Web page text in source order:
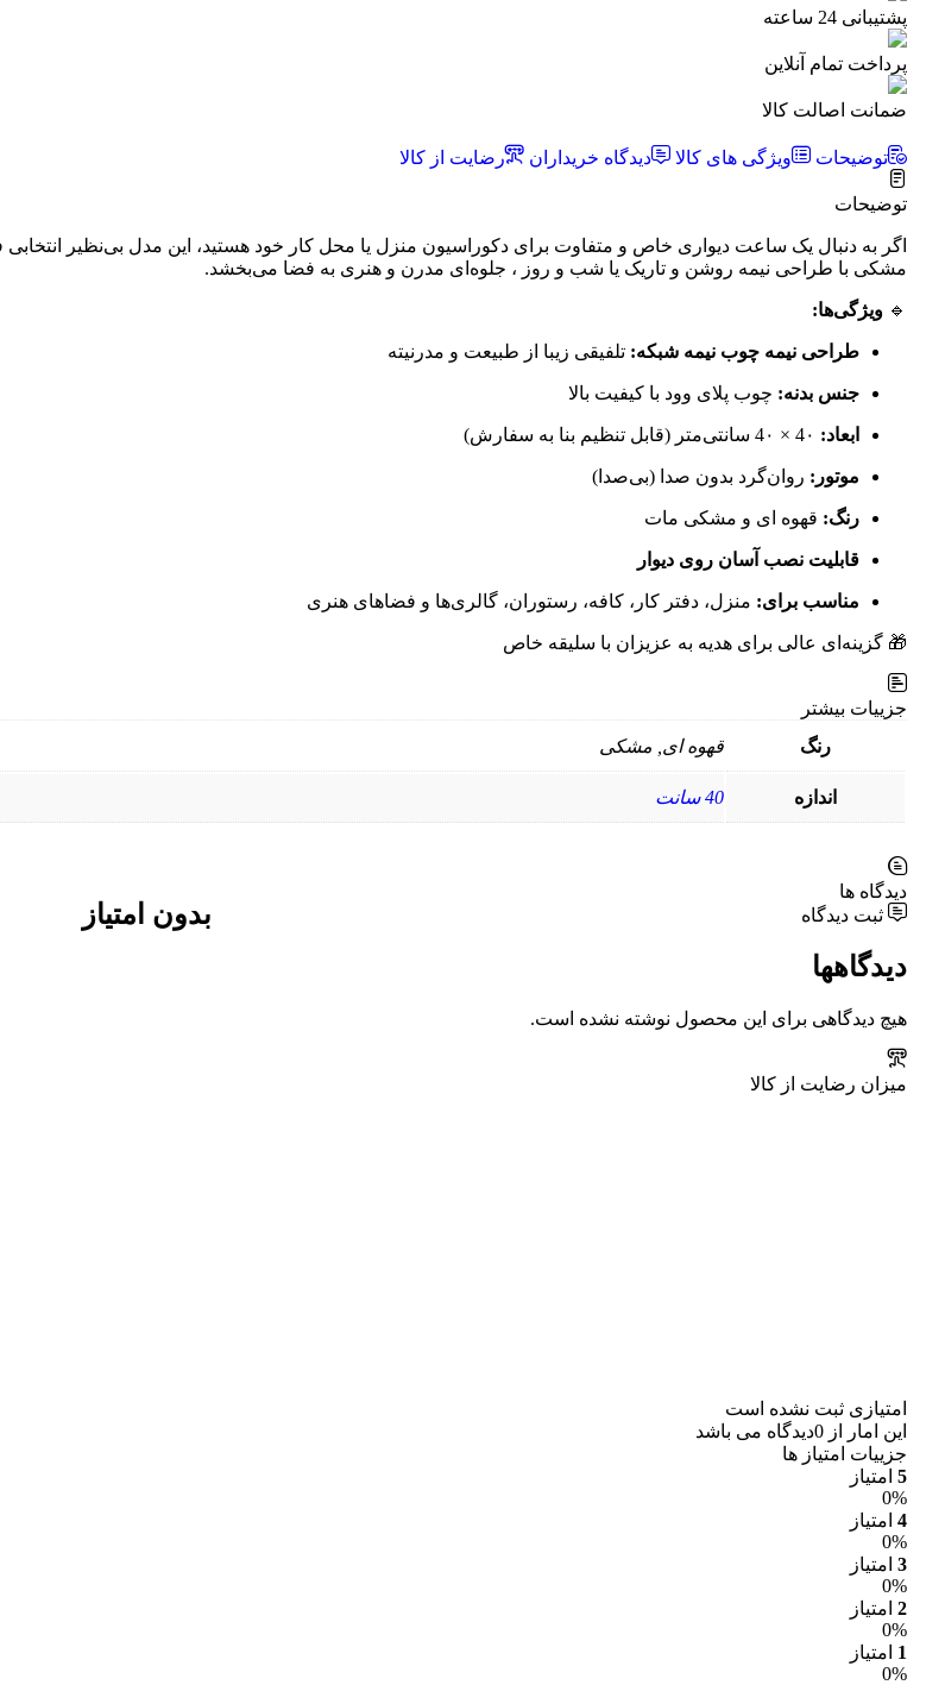
پشتیبانی 24 ساعته
پرداخت تمام آنلاین
ضمانت اصالت کالا
توضیحات ویژگی های کالا دیدگاه خریداران رضایت از کالا
توضیحات
اگر به دنبال یک ساعت دیواری خاص و متفاوت برای دکوراسیون منزل یا محل کار خود هستید، این مدل بی‌نظیر انتخابی
مشکی با طراحی نیمه روشن و تاریک یا شب و روز ، جلوه‌ای مدرن و هنری به فضا می‌بخشد.
🔹 ویژگی‌ها:
طراحی نیمه چوب نیمه شبکه: تلفیقی زیبا از طبیعت و مدرنیته
جنس بدنه: چوب پلای وود با کیفیت بالا
ابعاد:
موتور: روان‌گرد بدون صدا (بی‌صدا)
رنگ: قهوه ای و مشکی مات
قابلیت نصب آسان روی دیوار
مناسب برای: منزل، دفتر کار، کافه، رستوران، گالری‌ها و فضاهای هنری
🎁 گزینه‌ای عالی برای هدیه به عزیزان با سلیقه خاص
جزییات بیشتر
رنگ
قهوه ای, مشکی
اندازه 40 سانت
دیدگاه ها
ثبت دیدگاه
دیدگاهها
هیچ دیدگاهی برای این محصول نوشته نشده است.
میزان رضایت از کالا
بدون امتیاز
امتیازی ثبت نشده است
این امار از 0دیدگاه می باشد
جزییات امتیاز ها
5 امتیاز
0%
4 امتیاز
0%
3 امتیاز
0%
2 امتیاز
0%
1 امتیاز
0%